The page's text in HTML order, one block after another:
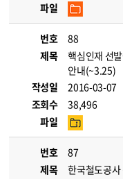
파일
번호
88
제목
핵심인재 선
안내(~3.25)
작성일
2016-03-07
조회수
38,496
파일
번호
87
제목
한국철도공